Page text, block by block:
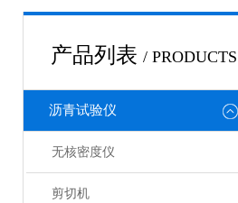
产品列表 / PRODUCTS
沥青试验仪
无核密度仪
剪切机